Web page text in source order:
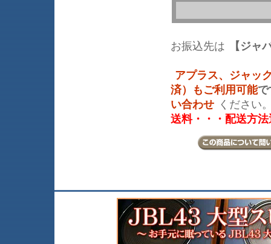
お振込先は 【ジャ
アプラス、ジャッ
済）もご利用可能で
い合わせ ください
送料・・・配送方